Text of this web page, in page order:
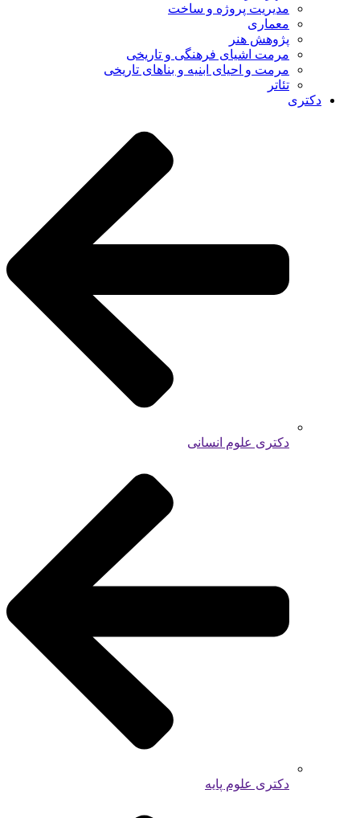
مدیریت پروژه و ساخت
معماری
پژوهش هنر
مرمت اشیای فرهنگی و تاریخی
مرمت و احیای ابنیه و بناهای تاریخی
تئاتر
دکتری
دکتری علوم انسانی
دکتری علوم پایه